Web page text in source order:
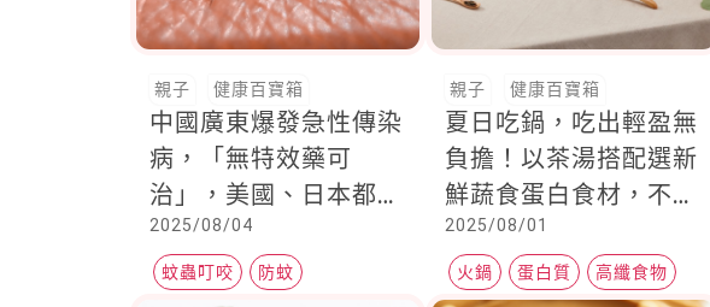
親子 健康百寶箱
中國廣東爆發急性傳染
病，「無特效藥可
治」，美國、日本都呼
籲密切關注
2025/08/04
蚊蟲叮咬 防蚊
親子 健康百寶箱
夏日吃鍋，吃出輕盈無
負擔！以茶湯搭配選新
鮮蔬食蛋白食材，不用
沾醬就很好吃
2025/08/01
火鍋 蛋白質 高纖食物